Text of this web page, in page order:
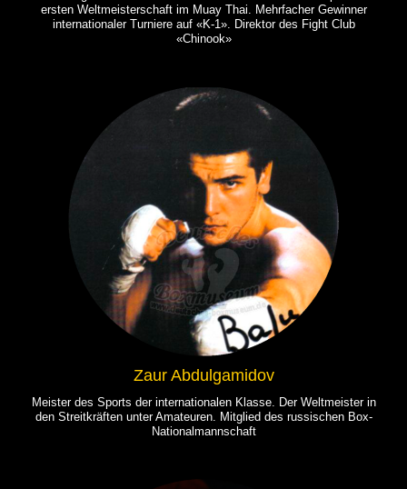
ersten Weltmeisterschaft im Muay Thai. Mehrfacher Gewinner
internationaler Turniere auf «K-1». Direktor des Fight Club
«Chinook»
Zaur Abdulgamidov
Meister des Sports der internationalen Klasse. Der Weltmeister in
den Streitkräften unter Amateuren. Mitglied des russischen Box-
Nationalmannschaft